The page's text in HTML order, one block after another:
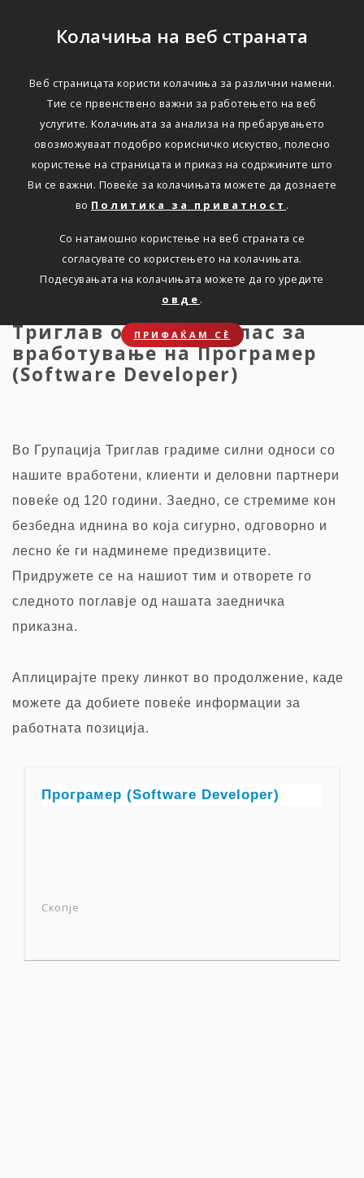
Колачиња на веб страната
Веб страницата користи колачиња за различни намени.
Тие се првенствено важни за работењето на веб
услугите. Колачињата за анализа на пребарувањето
овозможуваат подобро корисничко искуство, полесно
користење на страницата и приказ на содржините што
Ви се важни. Повеќе за колачињата можете да дознаете
во Политика за приватност .
Со натамошно користење на веб страната се
согласувате со користењето на колачињата.
Подесувањата на колачињата можете да го уредите
овде .
ПРИФАЌАМ СЀ
Триглав објавува оглас
за вработување на
Програмер (Software
Developer)
Оглас за вработување
Триглав објавува оглас за
вработување на Програмер
(Software Developer)
Во Групација Триглав градиме силни односи со
нашите вработени, клиенти и деловни партнери
повеќе од 120 години. Заедно, се стремиме кон
безбедна иднина во која сигурно, одговорно и
лесно ќе ги надминеме предизвиците.
Придружете се на нашиот тим и отворете го
следното поглавје од нашата заедничка
приказна.
Аплицирајте преку линкот во продолжение, каде
можете да добиете повеќе информации за
работната позиција.
Програмер (Software Developer)
Скопје